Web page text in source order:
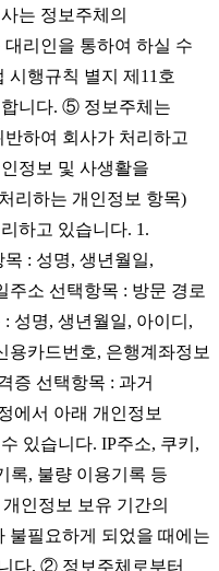
는 정보주체의
리인을 통하여 하실 수
시행규칙 별지 제11호
니다. ⑤ 정보주체는
하여 회사가 처리하고
정보 및 사생활을
리하는 개인정보 항목)
하고 있습니다. 1.
: 성명, 생년월일,
주소 선택항목 : 방문 경로
성명, 생년월일, 아이디,
용카드번호, 은행계좌정보
증 선택항목 : 과거
에서 아래 개인정보
있습니다. IP주소, 쿠키,
록, 불량 이용기록 등
인정보 보유 기간의
불필요하게 되었을 때에는
다. ② 정보주체로부터